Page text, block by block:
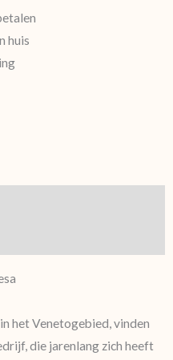
huis
het Venetogebied, vinden
die jarenlang zich heeft